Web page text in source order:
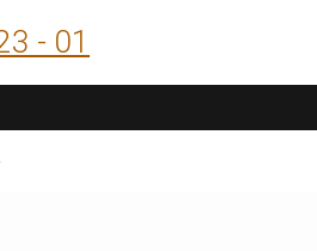
- 01